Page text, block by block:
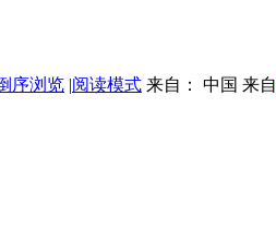
序浏览 |阅读模式 来自： 中国 来自